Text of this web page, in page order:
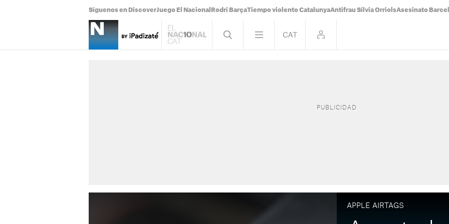
Síguenos en DiscoverJuego El Nacional Rodri BarçaTiempo violento CatalunyaAntifrau Sílvia OrriolsAsesinato
APPLE AIRTAGS